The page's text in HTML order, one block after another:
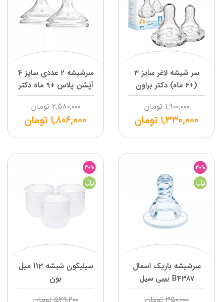
سر شیشه لاغر سایز 3
(+6 ماه) دکتر براون
۱,۹۰۰,۰۰۰ تومان
۱,۳۳۰,۰۰۰تومان
سرشیشه 2 عددی سایز 4
آپشن پلاس +9 ماه دکتر
براون
۲,۵۸۰,۰۰۰ تومان
۱,۸۰۶,۰۰۰تومان
30%
سرشیشه باریک اسمال
B4387 بیبی سیل
30%
سیلیکون شیشه 113 میل
بون